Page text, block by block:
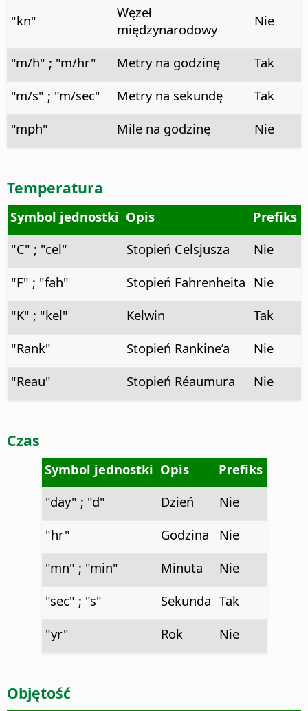
"kn"
Węzeł
międzynarodowy
Nie
"m/h" ; "m/hr" Metry na godzinę
Tak
"m/s" ; "m/sec"
Metry na sekundę
Tak
"mph"
Mile na godzinę Nie
Temperatura
Symbol jednostki Opis
Prefiks
"C" ; "cel"
Stopień Celsjusza
Nie
"F" ; "fah"
Stopień Fahrenheita Nie
"K" ; "kel"
Kelwin
Tak
"Rank"
Stopień Rankine’a
Nie
"Reau"
Stopień Réaumura Nie
Czas
Symbol jednostki Opis
Prefiks
"day" ; "d"
Dzień
Nie
"hr"
Godzina
Nie
"mn" ; "min"
Minuta
Nie
"sec" ; "s"
Sekunda Tak
"yr"
Rok Nie
Objętość